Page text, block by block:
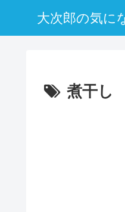
大次郎の気に
煮干し